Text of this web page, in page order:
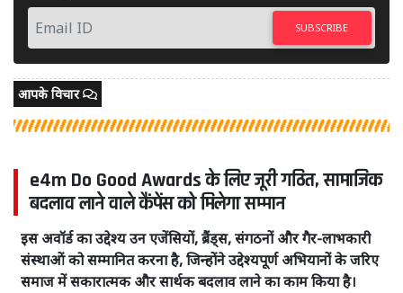
SUBSCRIBE
आपके विचार
e4m Do Good Awards के लिए जूरी गठित, सामाजिक
बदलाव लाने वाले कैंपेंस को मिलेगा सम्मान
इस अवॉर्ड का उद्देश्य उन एजेंसियों, ब्रैंड्स, संगठनों और गैर-लाभकारी
संस्थाओं को सम्मानित करना है, जिन्होंने उद्देश्यपूर्ण अभियानों के जरिए
समाज में सकारात्मक और सार्थक बदलाव लाने का काम किया है।